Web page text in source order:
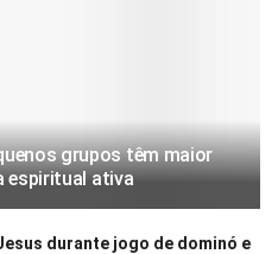
grupos têm maior
espiritual ativa
durante jogo de dominó e